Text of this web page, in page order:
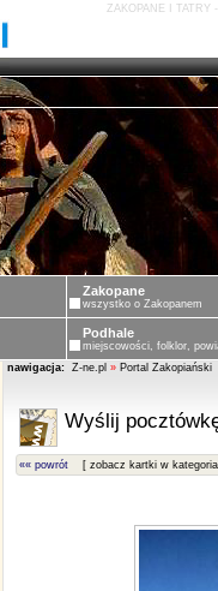
ZAKOPANE I TATRY
Zakopane
wszystko o Zakopanem
Podhale
miejscowości, folklor,
nawigacja: Z-ne.pl » Portal Zakopiański
Wyślij
«« powrót [ zobacz kartki w